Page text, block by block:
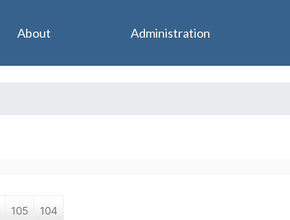
105 104
About Administration